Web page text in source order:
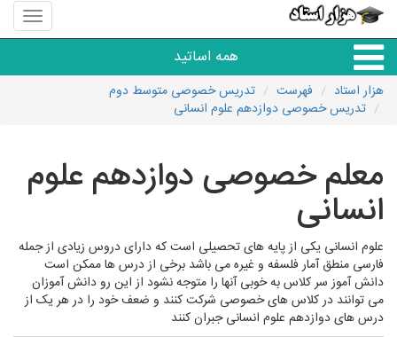
منوی
سایت
استاد
همه اساتید
همه آموزشگاه ها
دبستان تا دبیرستان
دانشگاه
کنکور و مشاوره
هزار استاد فهرست
تدریس خصوصی متوسط دوم
تدریس خصوصی دوازدهم علوم انسانی
معلم خصوصی دوازدهم علوم
انسانی
علوم انسانی یکی از پایه های تحصیلی است که دارای دروس زیادی از جمله
فارسی منطق آمار فلسفه و غیره می باشد برخی از درس ها ممکن است
دانش آموز سر کلاس به خوبی آنها را متوجه نشود از این رو دانش آموزان
می توانند در کلاس های خصوصی شرکت کنند و ضعف خود را در هر یک از
درس های دوازدهم علوم انسانی جبران کنند